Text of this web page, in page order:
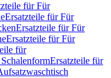
für Für
Ersatzteile für Für
Ersatzteile für Für
Ersatzteile für Für
für
Ersatzteile für